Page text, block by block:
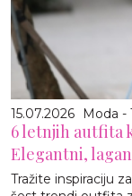
15.07.2026 Moda -
6 letnjih autfita
Elegantni,
Tražite inspiraciju